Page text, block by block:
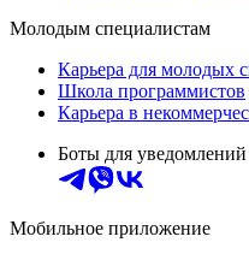
Молодым специалистам
Карьера для молодых
Школа программистов
Карьера в
Боты для уведомлений
Мобильное приложение